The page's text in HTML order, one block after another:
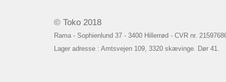
© Toko 2018
Rama - Sophienlund 37 - 3400 Hillerrød - CVR nr.
Lager adresse : Amtsvejen 109, 3320 skævinge. Dør 41.